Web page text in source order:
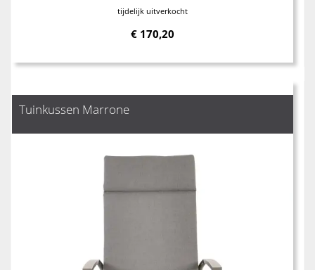
tijdelijk uitverkocht
€ 170,20
Tuinkussen Marrone